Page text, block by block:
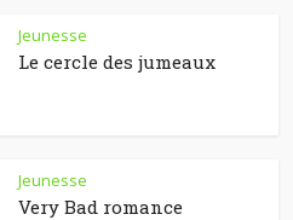
Jeunesse
Le cercle des jumeaux
Jeunesse
Very Bad romance